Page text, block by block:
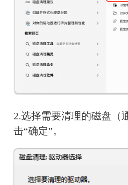
2.选择需要清理的磁盘（
击“确定”。